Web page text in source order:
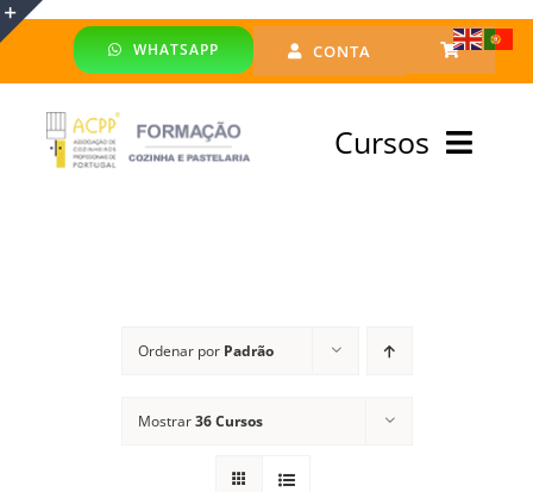
Skip
WHATSAPP CONTA
Cursos
Financiado
Ordenar por Padrão
Mostrar36 Cursos